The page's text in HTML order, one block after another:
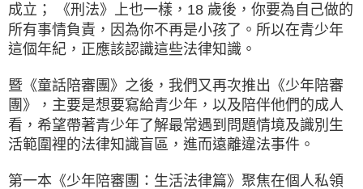
成立； 《刑法》上也一樣，18 歲後，你要為自己做的
所有事情負責，因為你不再是小孩了。所以在青少年
這個年紀，正應該認識這些法律知識。
暨《童話陪審團》之後，我們又再次推出《少年陪審
團》，主要是想要寫給青少年，以及陪伴他們的成人
看，希望帶著青少年了解最常遇到問題情境及識別生
活範圍裡的法律知識盲區，進而遠離違法事件。
第一本《少年陪審團：生活法律篇》聚焦在個人私領